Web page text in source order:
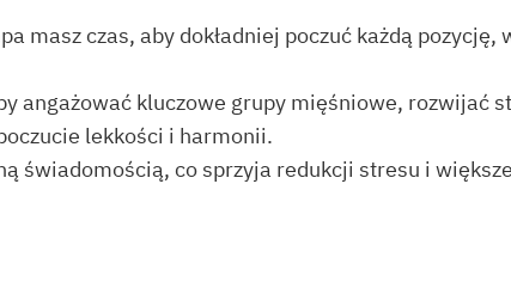
masz czas, aby dokładniej poczuć każdą pozycję,
angażować kluczowe grupy mięśniowe, rozwijać
lekkości i harmonii.
świadomością, co sprzyja redukcji stresu i